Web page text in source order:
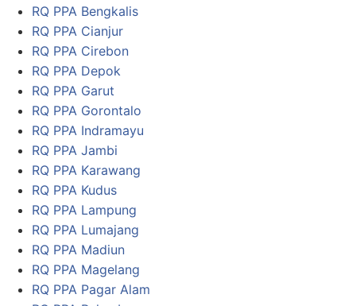
RQ PPA Bengkalis
RQ PPA Cianjur
RQ PPA Cirebon
RQ PPA Depok
RQ PPA Garut
RQ PPA Gorontalo
RQ PPA Indramayu
RQ PPA Jambi
RQ PPA Karawang
RQ PPA Kudus
RQ PPA Lampung
RQ PPA Lumajang
RQ PPA Madiun
RQ PPA Magelang
RQ PPA Pagar Alam